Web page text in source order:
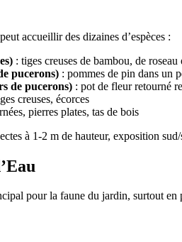
accueillir des dizaines d’espèces :
: tiges creuses de bambou, de
pucerons) : pommes de pin dans un
de pucerons) : pot de fleur retourné
creuses, écorces
pierres plates, tas de bois
à 1-2 m de hauteur, exposition
pour la faune du jardin, surtout en